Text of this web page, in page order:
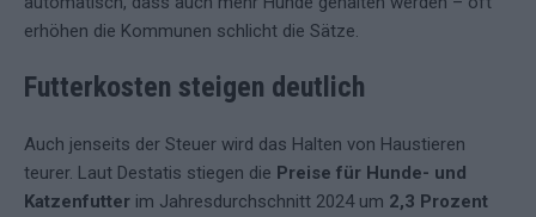
erhöhen die Kommunen schlicht die Sätze.
Futterkosten steigen deutlich
Auch jenseits der Steuer wird das Halten von Haustieren
teurer. Laut Destatis stiegen die Preise für Hunde- und
Katzenfutter im Jahresdurchschnitt 2024 um 2,3 Prozent